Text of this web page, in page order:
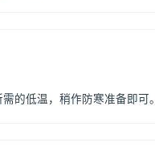
的低温，稍作防寒准备即可。